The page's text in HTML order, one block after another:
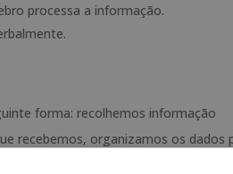
processa a informação.
forma: recolhemos informação
recebemos, organizamos os dados